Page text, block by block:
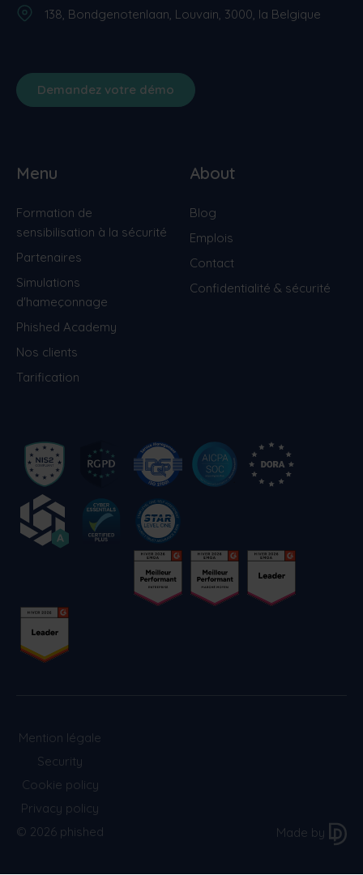
138, Bondgenotenlaan, Louvain, 3000, la Belgique
Demandez votre démo
Menu
Formation de
sensibilisation à la sécurité
Partenaires
Simulations
d'hameçonnage
Phished Academy
Nos clients
Tarification
About
Blog
Emplois
Contact
Confidentialité & sécurité
© 2026 phished
Privacy policy
Cookie policy
Security
Mention légale
Made by